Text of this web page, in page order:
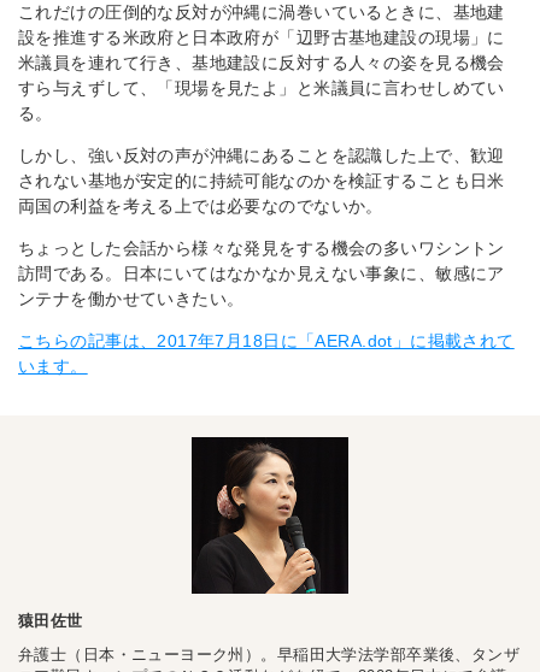
これだけの圧倒的な反対が沖縄に渦巻いているときに、基地建
設を推進する米政府と日本政府が「辺野古基地建設の現場」に
米議員を連れて行き、基地建設に反対する人々の姿を見る機会
すら与えずして、「現場を見たよ」と米議員に言わせしめてい
る。
しかし、強い反対の声が沖縄にあることを認識した上で、歓迎
されない基地が安定的に持続可能なのかを検証することも日米
両国の利益を考える上では必要なのでないか。
ちょっとした会話から様々な発見をする機会の多いワシントン
訪問である。日本にいてはなかなか見えない事象に、敏感にア
ンテナを働かせていきたい。
こちらの記事は、2017年7月18日に「AERA.dot」に掲載されて
います。
猿田佐世
弁護士（日本・ニューヨーク州）。早稲田大学法学部卒業後、タンザ